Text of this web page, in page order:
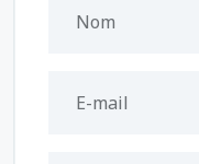
Nom
E-mail